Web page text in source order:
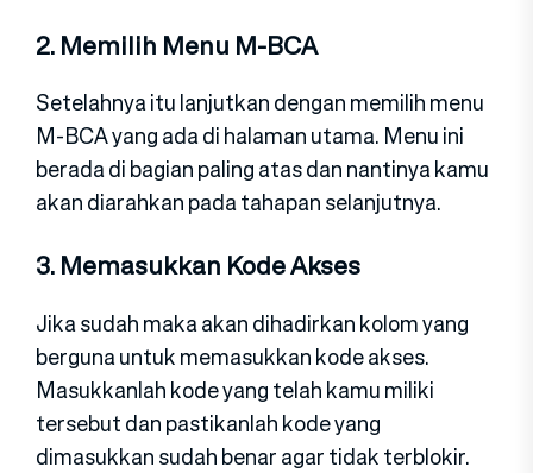
2. Memilih Menu M-BCA
Setelahnya itu lanjutkan dengan memilih menu
M-BCA yang ada di halaman utama. Menu ini
berada di bagian paling atas dan nantinya kamu
akan diarahkan pada tahapan selanjutnya.
3. Memasukkan Kode Akses
Jika sudah maka akan dihadirkan kolom yang
berguna untuk memasukkan kode akses.
Masukkanlah kode yang telah kamu miliki
tersebut dan pastikanlah kode yang
dimasukkan sudah benar agar tidak terblokir.